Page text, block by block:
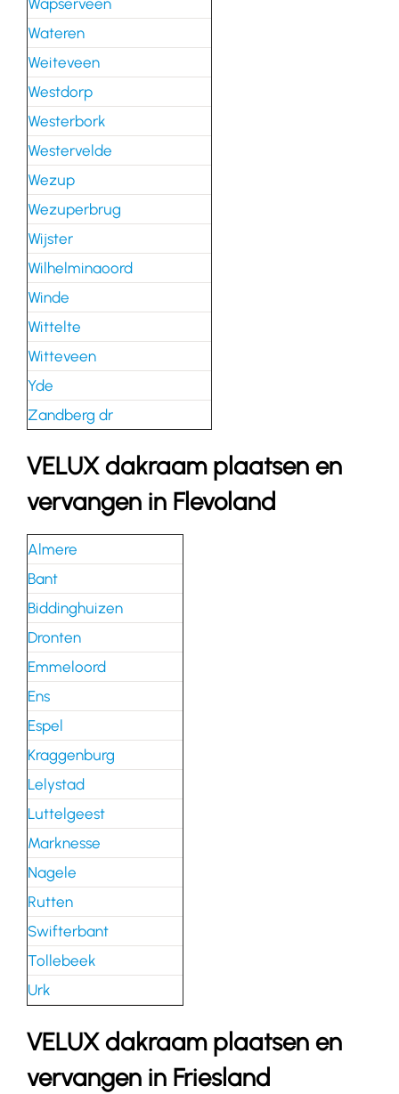
Wapserveen
Wateren
Weiteveen
Westdorp
Westerbork
Westervelde
Wezup
Wezuperbrug
Wijster
Wilhelminaoord
Winde
Wittelte
Witteveen
Yde
Zandberg dr
VELUX dakraam plaatsen en
vervangen in Flevoland
Almere
Bant
Biddinghuizen
Dronten
Emmeloord
Ens
Espel
Kraggenburg
Lelystad
Luttelgeest
Marknesse
Nagele
Rutten
Swifterbant
Tollebeek
Urk
VELUX dakraam plaatsen en
vervangen in Friesland